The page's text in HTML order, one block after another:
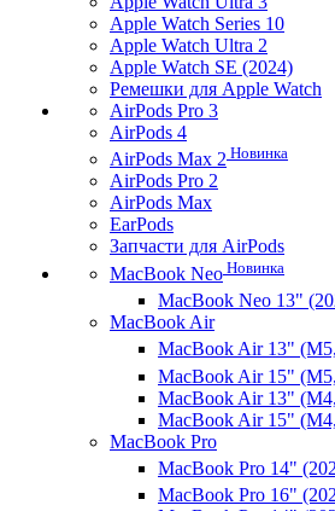
Apple Watch Series 10
Apple Watch Ultra 2
Apple Watch SE (2024)
Ремешки для Apple Watch
AirPods Pro 3
AirPods 4
AirPods Max 2 Новинка
AirPods Pro 2
AirPods Max
EarPods
Запчасти для AirPods
MacBook Neo Новинка
MacBook Neo 13"
MacBook Air
MacBook Air 13"
MacBook Air 15"
MacBook Air 13"
MacBook Air 15"
MacBook Pro
MacBook Pro 14"
MacBook Pro 16"